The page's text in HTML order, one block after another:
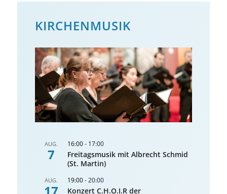
KIRCHENMUSIK
AUG.
7
16:00- 17:00
Freitagsmusik mit Albrecht Schmid
(St. Martin)
AUG.
17
19:00-20:00
Konzert C.H.O.I.R der